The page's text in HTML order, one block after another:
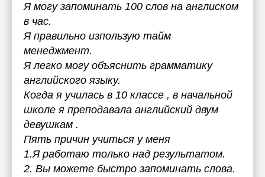
Я могу запоминать 100 слов на англиском
в час.
Я правильно изпользую тайм
менеджмент.
Я легко могу объяснить грамматику
английского языку.
Когда я училась в 10 классе , в начальной
школе я преподавала английский двум
девушкам .
Пять причин учиться у меня
1.Я работаю только над результатом.
2. Вы можете быстро запоминать слова.